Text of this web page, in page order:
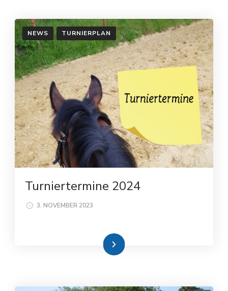
NEWS TURNIERPLAN
Turniertermine 2024
3. NOVEMBER 2023
Weiterlesen